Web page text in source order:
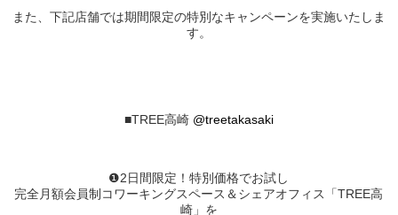
また、下記店舗では期間限定の特別なキャンペーンを実施いたしま
す。
■TREE高崎 @treetakasaki
❶2日間限定！特別価格でお試し
完全月額会員制コワーキングスペース＆シェアオフィス「TREE高
崎」を